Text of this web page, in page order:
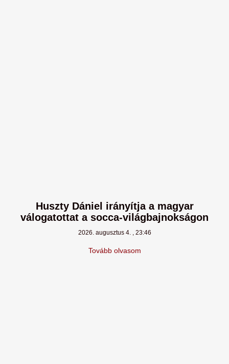
Huszty Dániel irányítja a magyar
válogatottat a socca-világbajnokságon
2026. augusztus 4. 23:46
Tovább olvasom